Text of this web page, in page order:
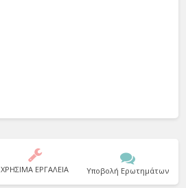
ΧΡΗΣΙΜΑ ΕΡΓΑΛΕΙΑ Υποβολή Ερωτημάτων